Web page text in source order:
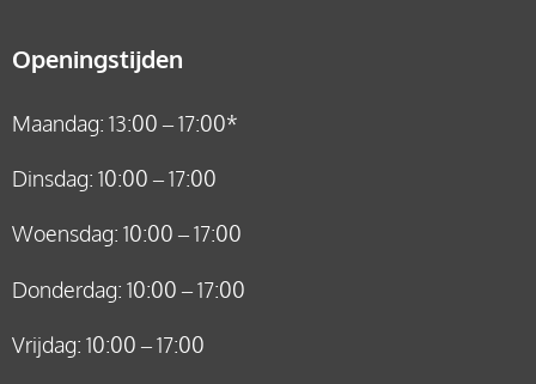
Openingstijden
Maandag: 13:00 – 17:00*
Dinsdag: 10:00 – 17:00
Woensdag: 10:00 – 17:00
Donderdag: 10:00 – 17:00
Vrijdag: 10:00 – 17:00